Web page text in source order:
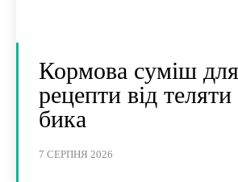
Кормова суміш
рецепти від
бика
7 СЕРПНЯ 2026